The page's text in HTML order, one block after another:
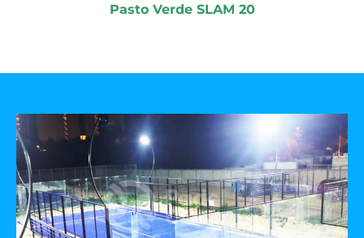
Pasto Verde SLAM 20